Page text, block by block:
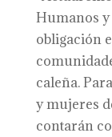
Humanos
obligación
caleña.
y mujeres
contarán